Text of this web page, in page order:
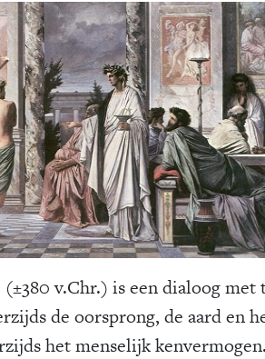
(±380 v.Chr.) is een dialoog met
de oorsprong, de aard en
het menselijk